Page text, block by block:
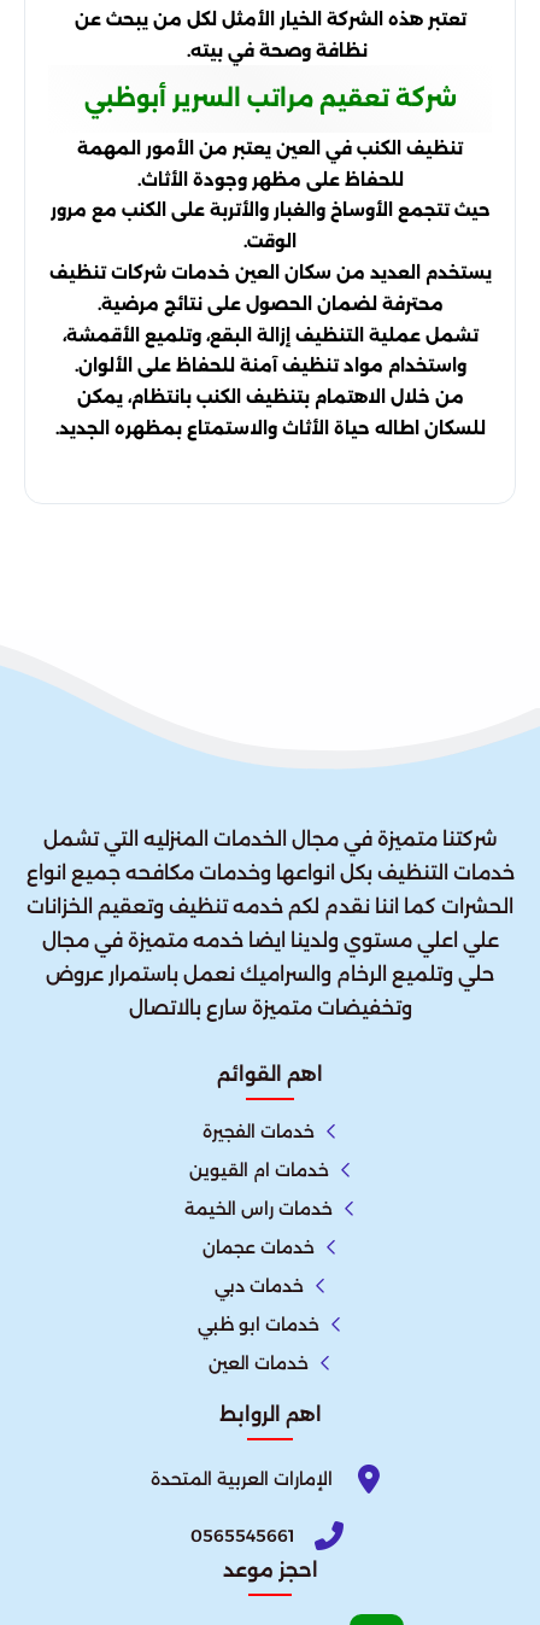
تعتبر هذه الشركة الخيار الأمثل لكل من يبحث عن
نظافة وصحة في بيته.
شركة تعقيم مراتب السرير أبوظبي
تنظيف الكنب في العين يعتبر من الأمور المهمة
للحفاظ على مظهر وجودة الأثاث.
حيث تتجمع الأوساخ والغبار والأتربة على الكنب مع مرور
الوقت.
يستخدم العديد من سكان العين خدمات شركات تنظيف
محترفة لضمان الحصول على نتائج مرضية.
تشمل عملية التنظيف إزالة البقع، وتلميع الأقمشة،
واستخدام مواد تنظيف آمنة للحفاظ على الألوان.
من خلال الاهتمام بتنظيف الكنب بانتظام، يمكن
للسكان اطاله حياة الأثاث والاستمتاع بمظهره الجديد.
شركتنا متميزة في مجال الخدمات المنزليه التي تشمل
خدمات التنظيف بكل انواعها وخدمات مكافحه جميع انواع
الحشرات كما اننا نقدم لكم خدمه تنظيف وتعقيم الخزانات
علي اعلي مستوي ولدينا ايضا خدمه متميزة في مجال
حلي وتلميع الرخام والسراميك نعمل باستمرار عروض
وتخفيضات متميزة سارع بالاتصال
اهم القوائم
خدمات الفجيرة
خدمات ام القيوين
خدمات راس الخيمة
خدمات عجمان
خدمات دبي
خدمات ابو ظبي
خدمات العين
اهم الروابط
الإمارات العربية المتحدة​
0565545661
احجز موعد